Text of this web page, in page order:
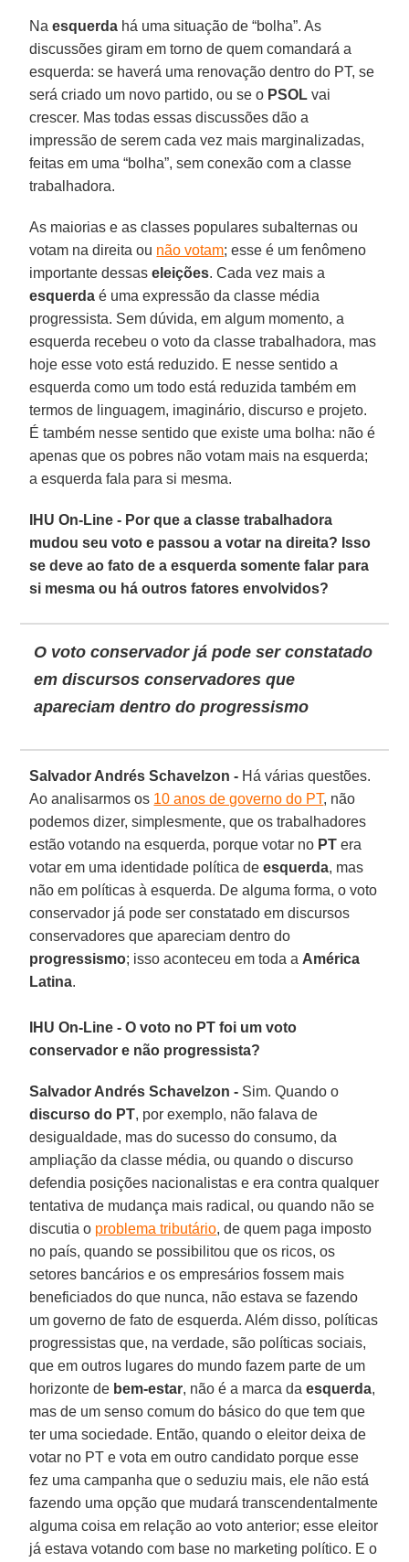
Naesquerda há uma situação de “bolha”. As
discussões giram em torno de quem comandará a
esquerda: se haverá uma renovação dentro do PT, se
será criado um novo partido, ou se o PSOL vai
crescer. Mas todas essas discussões dão a
impressão de serem cada vez mais marginalizadas,
feitas em uma “bolha”, sem conexão com a classe
trabalhadora.
As maiorias e as classes populares subalternas ou
votam na direita ou não votam; esse é um fenômeno
importante dessaseleições. Cada vez mais a
esquerda é uma expressão da classe média
progressista. Sem dúvida, em algum momento, a
esquerda recebeu o voto da classe trabalhadora, mas
hoje esse voto está reduzido. E nesse sentido a
esquerda como um todo está reduzida também em
termos de linguagem, imaginário, discurso e projeto.
É também nesse sentido que existe uma bolha: não é
apenas que os pobres não votam mais na esquerda;
a esquerda fala para si mesma.
IHU On-Line - Por que a classe trabalhadora
mudou seu voto e passou a votar na direita? Isso
se deve ao fato de a esquerda somente falar para
si mesma ou há outros fatores envolvidos?
O voto conservador já pode ser constatado
em discursos conservadores que
apareciam dentro do progressismo
Salvador Andrés Schavelzon - Há várias questões.
Ao analisarmos os 10 anos de governo do PT, não
podemos dizer, simplesmente, que os trabalhadores
estão votando na esquerda, porque votar no PT era
votar em uma identidade política deesquerda, mas
não em políticas à esquerda. De alguma forma, o voto
conservador já pode ser constatado em discursos
conservadores que apareciam dentro do
progressismo; isso aconteceu em toda a América
Latina.
IHU On-Line - O voto no PT foi um voto
conservador e não progressista?
Salvador Andrés Schavelzon - Sim. Quando o
discurso do PT, por exemplo, não falava de
desigualdade, mas do sucesso do consumo, da
ampliação da classe média, ou quando o discurso
defendia posições nacionalistas e era contra qualquer
tentativa de mudança mais radical, ou quando não se
discutia o problema tributário, de quem paga imposto
no país, quando se possibilitou que os ricos, os
setores bancários e os empresários fossem mais
beneficiados do que nunca, não estava se fazendo
um governo de fato de esquerda. Além disso, políticas
progressistas que, na verdade, são políticas sociais,
que em outros lugares do mundo fazem parte de um
horizonte de bem-estar, não é a marca daesquerda,
mas de um senso comum do básico do que tem que
ter uma sociedade. Então, quando o eleitor deixa de
votar no PT e vota em outro candidato porque esse
fez uma campanha que o seduziu mais, ele não está
fazendo uma opção que mudará transcendentalmente
alguma coisa em relação ao voto anterior; esse eleitor
já estava votando com base no marketing político. E o